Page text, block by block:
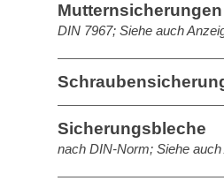
Mutternsicherungen
DIN 7967; Siehe auch
Sicherungsbleche
nach DIN-Norm; Siehe